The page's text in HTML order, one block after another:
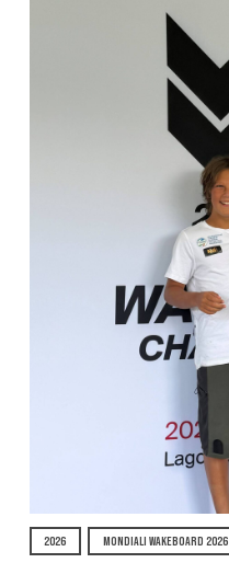
2026 MONDIALI WAKEBOARD 2026